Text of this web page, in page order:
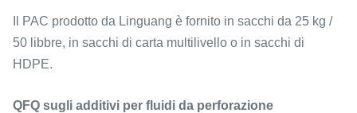
Il PAC prodotto da Linguang è fornito in sacchi da 25 kg /
50 libbre, in sacchi di carta multilivello o in sacchi di
HDPE.
QFQ sugli additivi per fluidi da perforazione